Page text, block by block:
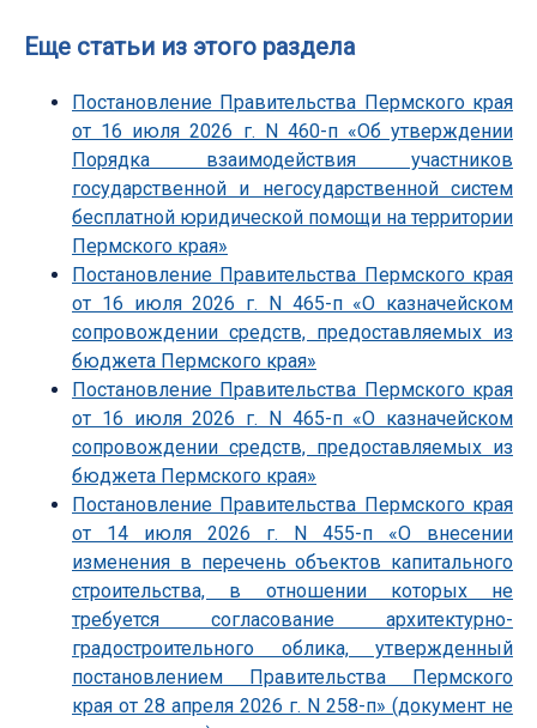
Еще статьи из этого раздела
Постановление Правительства Пермского края
от 16 июля 2026 г. N 460-п «Об утверждении
Порядка взаимодействия участников
государственной и негосударственной систем
бесплатной юридической помощи на территории
Пермского края»
Постановление Правительства Пермского края
от 16 июля 2026 г. N 465-п «О казначейском
сопровождении средств, предоставляемых из
бюджета Пермского края»
Постановление Правительства Пермского края
от 16 июля 2026 г. N 465-п «О казначейском
сопровождении средств, предоставляемых из
бюджета Пермского края»
Постановление Правительства Пермского края
от 14 июля 2026 г. N 455-п «О внесении
изменения в перечень объектов капитального
строительства, в отношении которых не
требуется согласование архитектурно-
градостроительного облика, утвержденный
постановлением Правительства Пермского
края от 28 апреля 2026 г. N 258-п» (документ не